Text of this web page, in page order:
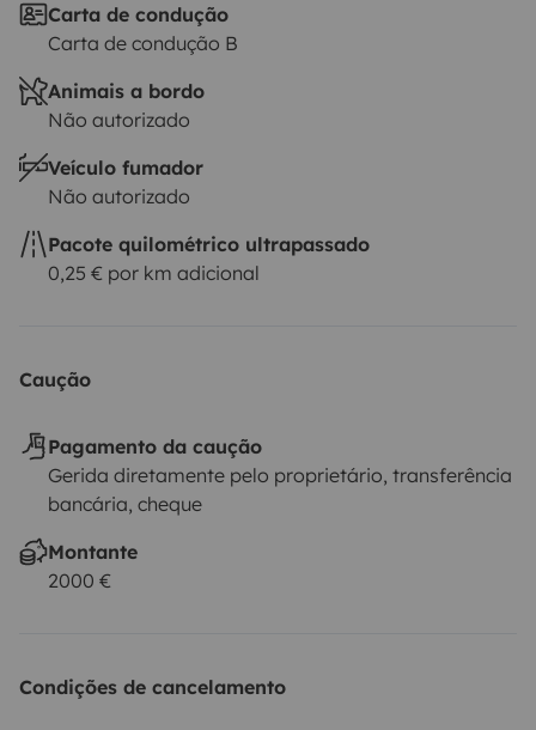
Carta de condução
Carta de condução B
Animais a bordo
Não autorizado
Veículo fumador
Não autorizado
Pacote quilométrico ultrapassado
0,25 € por km adicional
Caução
Pagamento da caução
Gerida diretamente pelo proprietário, transferência
bancária, cheque
Montante
2000 €
Condições de cancelamento